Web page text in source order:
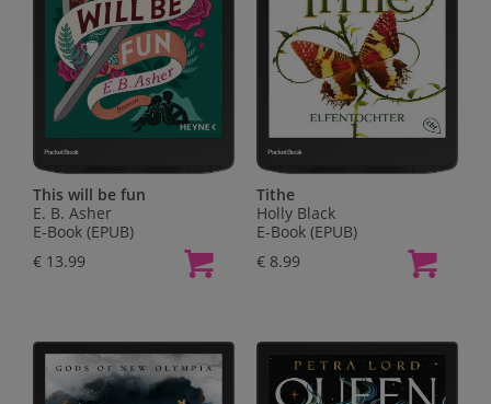
This will be fun
E. B. Asher
E-Book (EPUB)
€ 13.99
Tithe
Holly Black
E-Book (EPUB)
€ 8.99